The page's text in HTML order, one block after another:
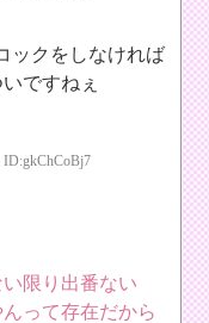
ックをしなければ
ですねぇ
ID:gkChCoBj7
限り出番ない
って存在だから